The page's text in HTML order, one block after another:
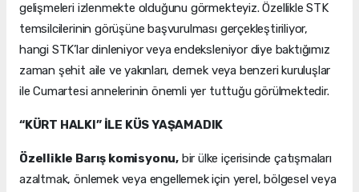
gelişmeleri izlenmekte olduğunu görmekteyiz. Özellikle STK
temsilcilerinin görüşüne başvurulması gerçekleştiriliyor,
hangi STK’lar dinleniyor veya endeksleniyor diye baktığımız
zaman şehit aile ve yakınları, dernek veya benzeri kuruluşlar
ile Cumartesi annelerinin önemli yer tuttuğu görülmektedir.
“KÜRT HALKI” İLE KÜS YAŞAMADIK
Özellikle Barış komisyonu, bir ülke içerisinde çatışmaları
azaltmak, önlemek veya engellemek için yerel, bölgesel veya